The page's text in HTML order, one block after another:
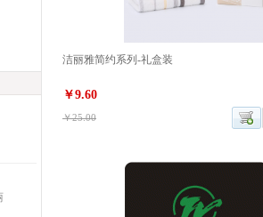
洁丽雅简约系列-礼盒装
￥9.60
￥25.00